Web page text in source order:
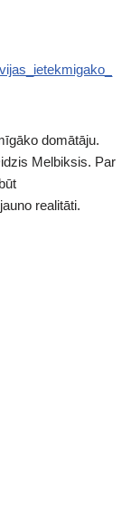
domātāju.
Melbiksis. Par
realitāti.